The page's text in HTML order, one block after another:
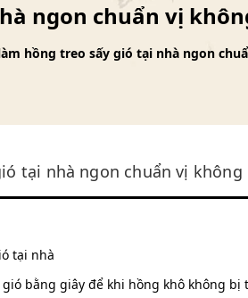
ngon chuẩn vị
hồng treo sấy gió tại nhà ngon
tại nhà ngon chuẩn vị
tại nhà
bằng giây để khi hồng khô không bị